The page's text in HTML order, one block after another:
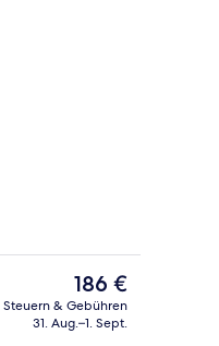
Haus, 3 Schlafzimmer |
Der
aktuelle
Preis
186 €
Steuern & Gebühren
31. Aug.–1. Sept.